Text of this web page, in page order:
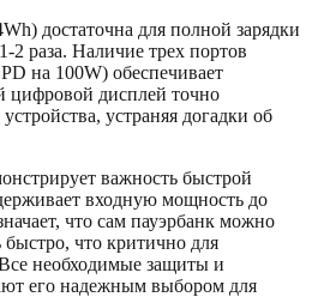
достаточна для полной зарядки
2 раза. Наличие трех портов
на 100W) обеспечивает
цифровой дисплей точно
устраняя догадки об
важность быстрой
входную мощность до
что сам пауэрбанк можно
быстро, что критично для
необходимые защиты и
его надежным выбором для